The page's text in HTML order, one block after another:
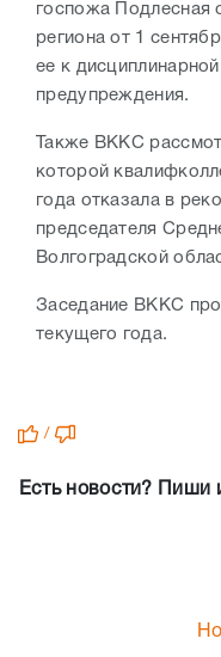
госпожа
региона от 1
ее к
предупреждения.
Также ВККС
которой
года отказала в
председателя
Волгоградской
Заседание ВККС
текущего года.
/
Есть новости? Пиши